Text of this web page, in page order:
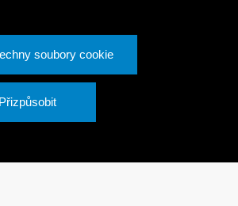
soubory cookie
Přizpůsobit
komponenty pro efektivní